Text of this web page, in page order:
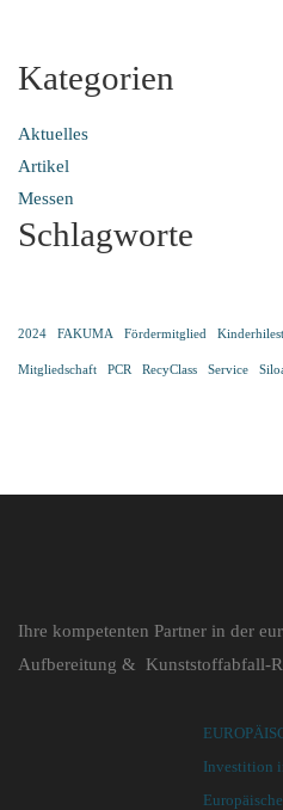
Kategorien
Aktuelles
Artikel
Messen
Schlagworte
2024 FAKUMA Fördermitglied
Mitgliedschaft PCR RecyClass Service
Ihre kompetenten Partner in der
Aufbereitung & Kunststoffabfall-
Investition